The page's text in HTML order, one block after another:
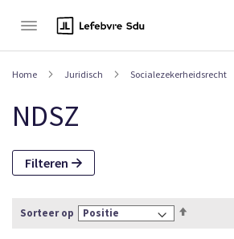
Home Juridisch Socialezekerheidsrecht
NDSZ
Sorteer op
Filteren